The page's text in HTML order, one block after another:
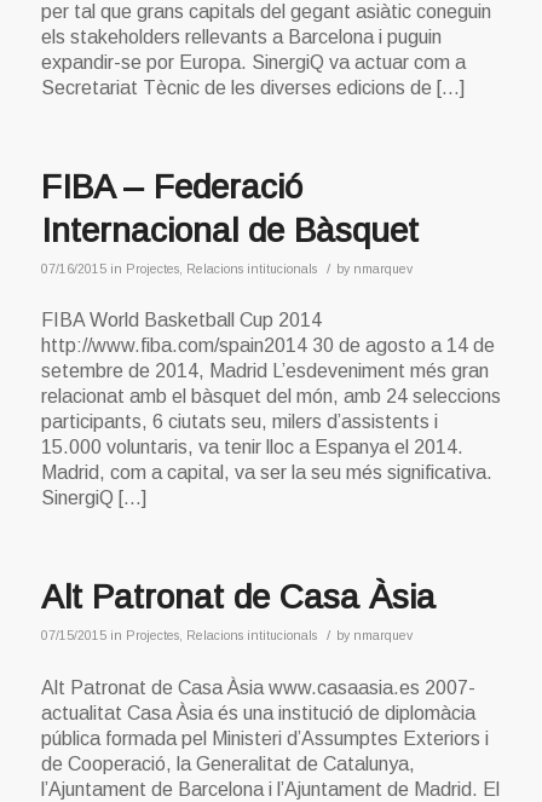
per tal que grans capitals del gegant asiàtic coneguin
els stakeholders rellevants a Barcelona i puguin
expandir-se por Europa. SinergiQ va actuar com a
Secretariat Tècnic de les diverses edicions de […]
FIBA – Federació
Internacional de Bàsquet
07/16/2015 in Projectes, Relacions intitucionals / by nmarquev
FIBA World Basketball Cup 2014
http://www.fiba.com/spain2014 30 de agosto a 14 de
setembre de 2014, Madrid L’esdeveniment més gran
relacionat amb el bàsquet del món, amb 24 seleccions
participants, 6 ciutats seu, milers d’assistents i
15.000 voluntaris, va tenir lloc a Espanya el 2014.
Madrid, com a capital, va ser la seu més significativa.
SinergiQ […]
Alt Patronat de Casa Àsia
07/15/2015 in Projectes, Relacions intitucionals / by nmarquev
Alt Patronat de Casa Àsia www.casaasia.es 2007-
actualitat Casa Àsia és una institució de diplomàcia
pública formada pel Ministeri d’Assumptes Exteriors i
de Cooperació, la Generalitat de Catalunya,
l’Ajuntament de Barcelona i l’Ajuntament de Madrid. El